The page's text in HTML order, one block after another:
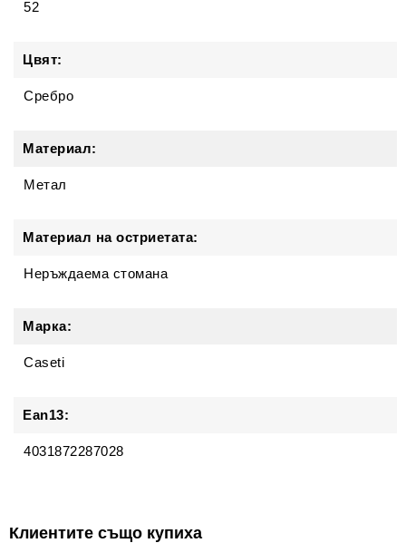
52
Цвят:
Сребро
Материал:
Метал
Материал на остриетата:
Неръждаема стомана
Марка:
Caseti
Ean13:
4031872287028
Клиентите също купиха